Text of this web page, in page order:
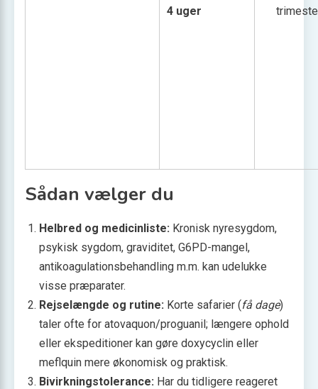
4 uger
Sådan vælger du
Helbred og medicinliste: Kronisk nyresygdom,
psykisk sygdom, graviditet, G6PD-mangel,
antikoagulationsbehandling m.m. kan udelukke
visse præparater.
Rejselængde og rutine: Korte safarier (få dage)
taler ofte for atovaquon/proguanil; længere ophold
eller ekspeditioner kan gøre doxycyclin eller
meflquin mere økonomisk og praktisk.
Bivirkningstolerance: Har du tidligere reageret